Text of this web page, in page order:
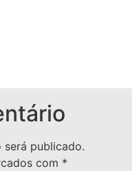
será publicado.
com *